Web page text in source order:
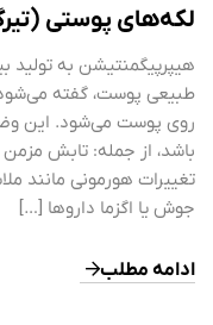
لکه‌های پوستی
هیپرپیگمنتیشن به تولید
طبیعی پوست، گفته می‌شود
روی پوست می‌شود. این
باشد، از جمله: تابش
تغییرات هورمونی مانند
جوش یا اگزما داروها […]
ادامه مطلب